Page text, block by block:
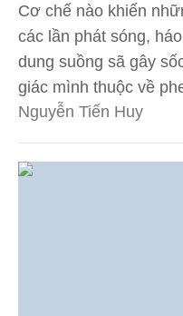
Cơ chế nào khiến
các lần phát sóng,
dung suồng sã gây
giác mình thuộc về
Nguyễn Tiến Huy